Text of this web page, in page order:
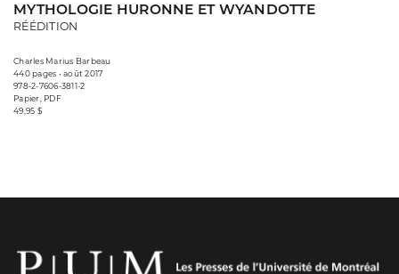
MYTHOLOGIE HURONNE ET WYANDOTTE
RÉÉDITION
Charles Marius Barbeau
440 pages • août 2017
978-2-7606-3811-2
Papier, PDF
49,95 $